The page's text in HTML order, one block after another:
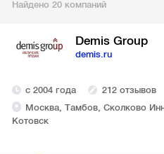
Найдено 20 компаний
Demis Group
demis.ru
с 2004 года
212 отзывов
Москва, Тамбов, Сколково
Котовск